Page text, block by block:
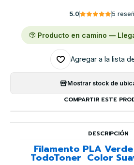
5.0 5
Producto en camino —
Agregar a la lista
Mostrar stock de
COMPARTIR ESTE
DESCRIPCIÓN
Filamento PLA
TodoToner  Color